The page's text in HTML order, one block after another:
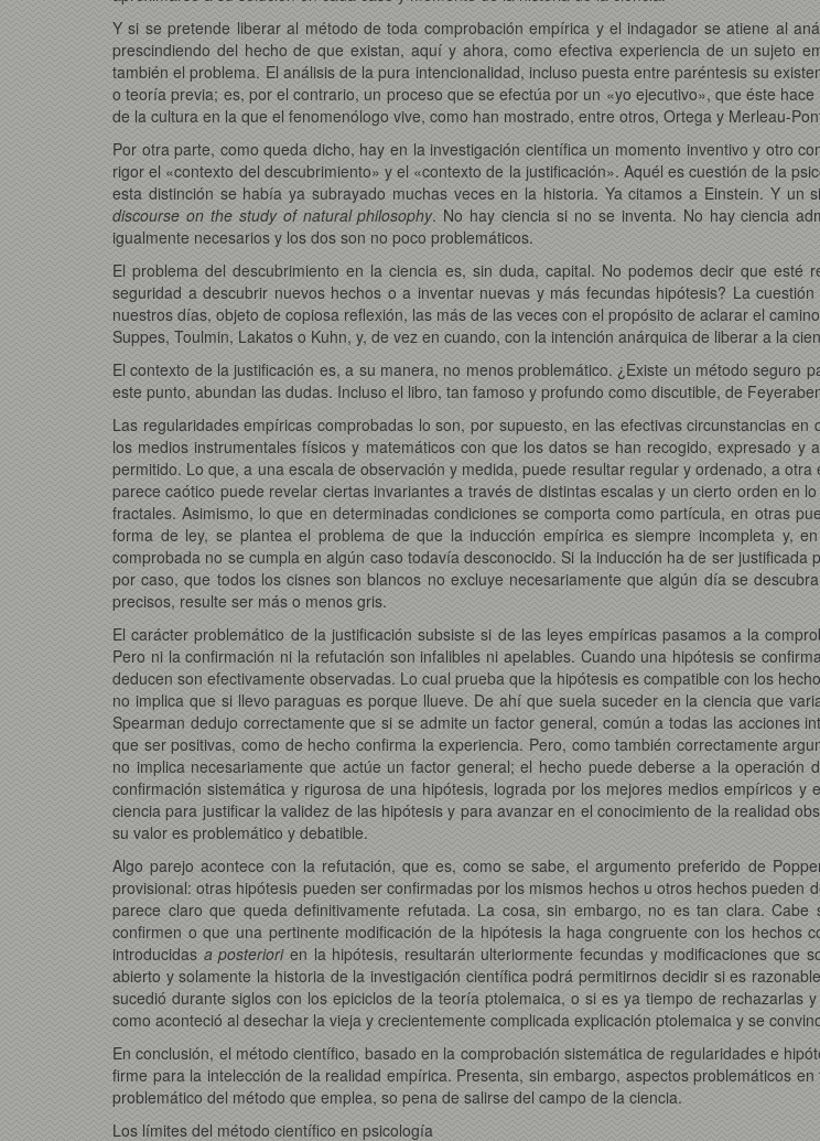
Y si se pretende liberar al método de toda comprobación empírica y el indagador se atiene al
prescindiendo del hecho de que existan, aquí y ahora, como efectiva experiencia de un sujeto
también el problema. El análisis de la pura intencionalidad, incluso puesta entre paréntesis su
o teoría previa; es, por el contrario, un proceso que se efectúa por un «yo ejecutivo», que éste
de la cultura en la que el fenomenólogo vive, como han mostrado, entre otros, Ortega y Merleau-
Por otra parte, como queda dicho, hay en la investigación científica un momento inventivo y otro
rigor el «contexto del descubrimiento» y el «contexto de la justificación». Aquél es cuestión de la
esta distinción se había ya subrayado muchas veces en la historia. Ya citamos a Einstein. Y
discourse on the study of natural philosophy. No hay ciencia si no se inventa. No hay ciencia
igualmente necesarios y los dos son no poco problemáticos.
El problema del descubrimiento en la ciencia es, sin duda, capital. No podemos decir que
seguridad a descubrir nuevos hechos o a inventar nuevas y más fecundas hipótesis? La
nuestros días, objeto de copiosa reflexión, las más de las veces con el propósito de aclarar el
Suppes, Toulmin, Lakatos o Kuhn, y, de vez en cuando, con la intención anárquica de liberar a la
El contexto de la justificación es, a su manera, no menos problemático. ¿Existe un método
este punto, abundan las dudas. Incluso el libro, tan famoso y profundo como discutible, de
Las regularidades empíricas comprobadas lo son, por supuesto, en las efectivas circunstancias
los medios instrumentales físicos y matemáticos con que los datos se han recogido, expresado
permitido. Lo que, a una escala de observación y medida, puede resultar regular y ordenado, a
parece caótico puede revelar ciertas invariantes a través de distintas escalas y un cierto orden en
fractales. Asimismo, lo que en determinadas condiciones se comporta como partícula, en otras
forma de ley, se plantea el problema de que la inducción empírica es siempre incompleta y,
comprobada no se cumpla en algún caso todavía desconocido. Si la inducción ha de ser
por caso, que todos los cisnes son blancos no excluye necesariamente que algún día se
precisos, resulte ser más o menos gris.
El carácter problemático de la justificación subsiste si de las leyes empíricas pasamos a la
Pero ni la confirmación ni la refutación son infalibles ni apelables. Cuando una hipótesis se
deducen son efectivamente observadas. Lo cual prueba que la hipótesis es compatible con los
no implica que si llevo paraguas es porque llueve. De ahí que suela suceder en la ciencia que
Spearman dedujo correctamente que si se admite un factor general, común a todas las acciones
que ser positivas, como de hecho confirma la experiencia. Pero, como también correctamente
no implica necesariamente que actúe un factor general; el hecho puede deberse a la
confirmación sistemática y rigurosa de una hipótesis, lograda por los mejores medios empíricos
ciencia para justificar la validez de las hipótesis y para avanzar en el conocimiento de la realidad
su valor es problemático y debatible.
Algo parejo acontece con la refutación, que es, como se sabe, el argumento preferido de
provisional: otras hipótesis pueden ser confirmadas por los mismos hechos u otros hechos
parece claro que queda definitivamente refutada. La cosa, sin embargo, no es tan clara.
confirmen o que una pertinente modificación de la hipótesis la haga congruente con los hechos
introducidas a posteriorien la hipótesis, resultarán ulteriormente fecundas y modificaciones que
abierto y solamente la historia de la investigación científica podrá permitirnos decidir si es
sucedió durante siglos con los epiciclos de la teoría ptolemaica, o si es ya tiempo de
como aconteció al desechar la vieja y crecientemente complicada explicación ptolemaica y se
En conclusión, el método científico, basado en la comprobación sistemática de regularidades e
firme para la intelección de la realidad empírica. Presenta, sin embargo, aspectos problemáticos
problemático del método que emplea, so pena de salirse del campo de la ciencia.
Los límites del método científico en psicología